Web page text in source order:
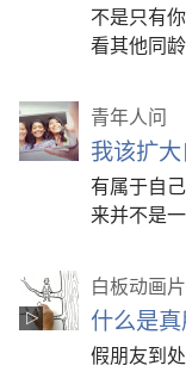
不是只有
看其他同
青年人问
我该扩大
有属于自
来并不是
白板动画片
什么是真
假朋友到